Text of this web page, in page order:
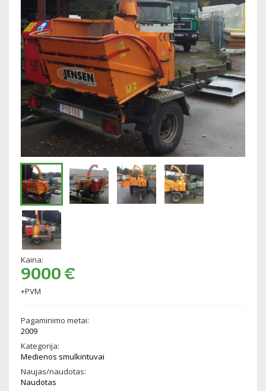
Kaina:
9000 €
+PVM
Pagaminimo metai:
2009
Kategorija:
Medienos smulkintuvai
Naujas/naudotas:
Naudotas